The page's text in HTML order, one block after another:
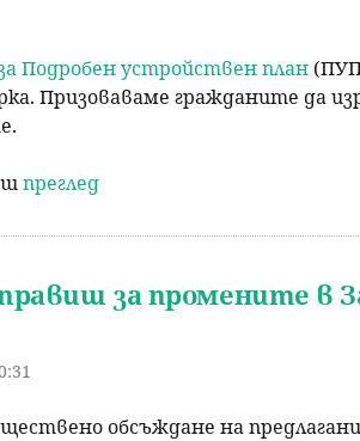
Подробен устройствен план
Призоваваме гражданите да
преглед
за промените в
обсъждане на